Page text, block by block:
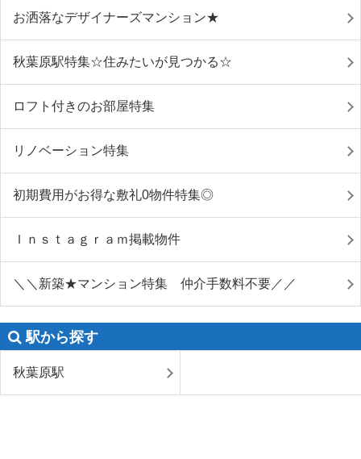
お洒落なデザイナーズマンション★
秋葉原駅特集☆住みたいが見つかる☆
ロフト付きのお部屋特集
リノベーション特集
初期費用がお得な敷礼0物件特集◎
Ｉｎｓｔａｇｒａｍ掲載物件
＼＼新築★マンション特集 仲介手数料不要／／
駅から探す
秋葉原駅